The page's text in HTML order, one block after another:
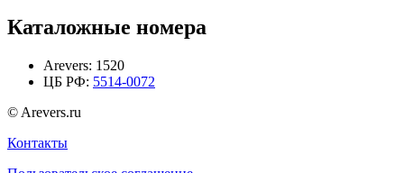
Каталожные номера
Arevers: 1520
ЦБ РФ: 5514-0072
© Arevers.ru
Контакты